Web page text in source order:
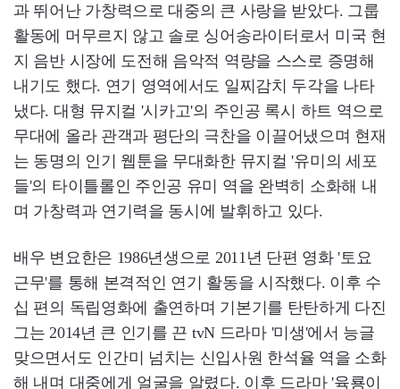
과 뛰어난 가창력으로 대중의 큰 사랑을 받았다. 그룹
활동에 머무르지 않고 솔로 싱어송라이터로서 미국 현
지 음반 시장에 도전해 음악적 역량을 스스로 증명해
내기도 했다. 연기 영역에서도 일찌감치 두각을 나타
냈다. 대형 뮤지컬 '시카고'의 주인공 록시 하트 역으로
무대에 올라 관객과 평단의 극찬을 이끌어냈으며 현재
는 동명의 인기 웹툰을 무대화한 뮤지컬 '유미의 세포
들'의 타이틀롤인 주인공 유미 역을 완벽히 소화해 내
며 가창력과 연기력을 동시에 발휘하고 있다.
배우 변요한은 1986년생으로 2011년 단편 영화 '토요
근무'를 통해 본격적인 연기 활동을 시작했다. 이후 수
십 편의 독립영화에 출연하며 기본기를 탄탄하게 다진
그는 2014년 큰 인기를 끈 tvN 드라마 '미생'에서 능글
맞으면서도 인간미 넘치는 신입사원 한석율 역을 소화
해 내며 대중에게 얼굴을 알렸다. 이후 드라마 '육룡이